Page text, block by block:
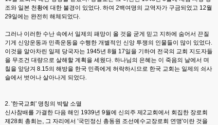
조와 일본 천황에 대한 불경이 있었다. 하여 2백여명의 교역자가 구금되었고 12월
29일에는 완전히 해체되었다.
그러나 이러한 수난 속에서 일제의 패망이 올 것을 굳게 믿고 지하에 숨어서 끈질
기게 신앙운동과 민족운동을 수행한 개별적인 신앙 투쟁의 인물들이 많이 있었다.
이것을 알아차린 일제 당국자는 1945년 8월 17일을 기하여 전국의 교회 지도자들
을 무조건 대량으로 살해할 계획을 세웠다. 하나님의 은혜는 이 죽음의 날에서 며
칠을 앞당겨 8.15의 해방을 한국 민족에게 허락하시므로 한국 교회는 일제의 쇠사
슬에서 벗어나 살아나게 되었다.
2. '한국교회' 명칭의 박탈 소멸
신사참배를 가결한 다음 해인 1939년 9월에 신의주 제2교회에서 회집한 장로회
제28회 총회는, 그 자리에서 '국민정신 총동원 조선예수교장로회 연맹'이란 것을